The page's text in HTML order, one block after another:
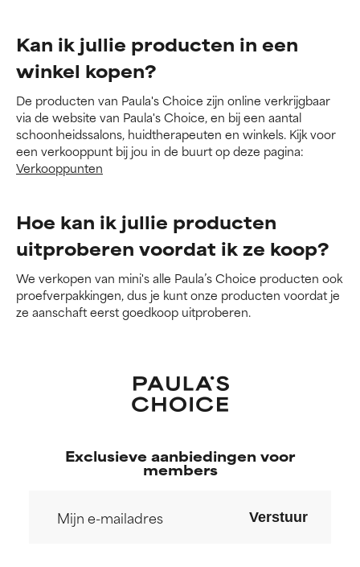
Kan ik jullie producten in een
winkel kopen?
De producten van Paula's Choice zijn online verkrijgbaar
via de website van Paula's Choice, en bij een aantal
schoonheidssalons, huidtherapeuten en winkels. Kijk voor
een verkooppunt bij jou in de buurt op deze pagina:
Verkooppunten
Hoe kan ik jullie producten
uitproberen voordat ik ze koop?
We verkopen van mini's alle Paula’s Choice producten ook
proefverpakkingen, dus je kunt onze producten voordat je
ze aanschaft eerst goedkoop uitproberen.
Exclusieve aanbiedingen voor
members
Verstuur